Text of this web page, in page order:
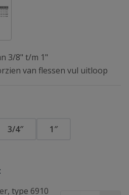
3/8" t/m 1"
van flessen vul uitloop
3/4″ 1″
type 6910